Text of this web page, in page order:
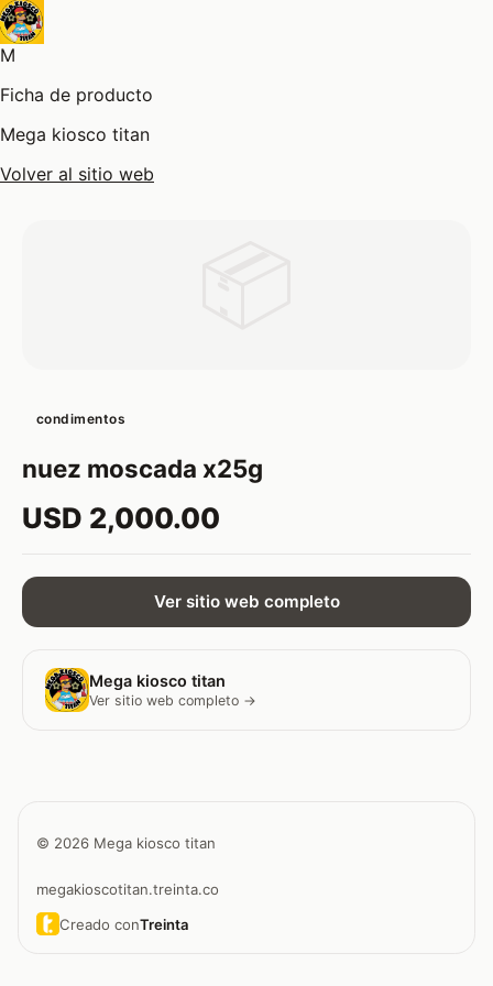
M
Ficha de producto
Mega kiosco titan
Volver al sitio web
condimentos
nuez moscada x25g
USD 2,000.00
Ver sitio web completo
Mega kiosco titan
Ver sitio web completo →
© 2026 Mega kiosco titan
megakioscotitan.treinta.co
Creado conTreinta